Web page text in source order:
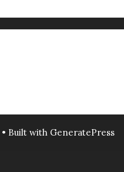
• Built with GeneratePress